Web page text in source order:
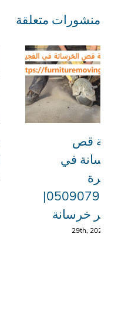
منشورات متعلقة
قص
في
|0509079418|
خرسانة